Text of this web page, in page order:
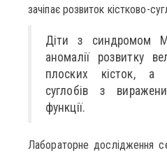
зачіпає розвиток кістково-
Діти з синдромом
аномалії розвитку
плоских кісток, а
суглобів з
функції.
Лабораторне дослідження